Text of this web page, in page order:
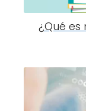
¿Qué